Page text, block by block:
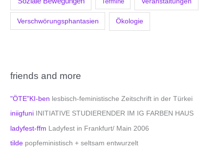
Verschwörungsphantasien Ökologie
friends and more
"ÖTE"KI-ben lesbisch-feministische Zeitschrift in der Türkei
iniigfuni INITIATIVE STUDIERENDER IM IG FARBEN HAUS
ladyfest-ffm Ladyfest in Frankfurt/ Main 2006
tilde popfeministisch + seltsam entwurzelt